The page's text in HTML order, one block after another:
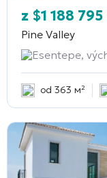
z $1 188 795
Pine Valley
Esentepe,
od 363 м²